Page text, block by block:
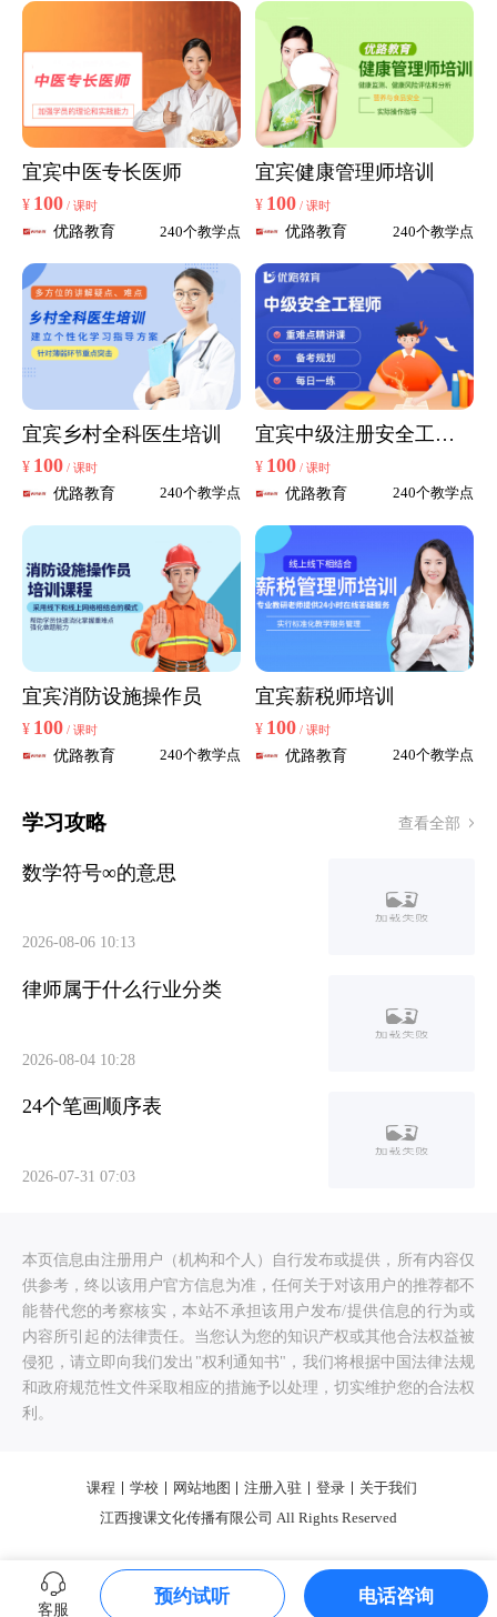
宜宾中医专长医师
¥ 100 / 课时
优路教育 240个教学点
宜宾健康管理师培训
¥ 100 / 课时
优路教育 240个教学点
宜宾乡村全科医生培训
¥ 100 / 课时
优路教育 240个教学点
宜宾中级注册安全工程
师
¥ 100 / 课时
优路教育 240个教学点
宜宾消防设施操作员
¥ 100 / 课时
优路教育 240个教学点
宜宾薪税师培训
¥ 100 / 课时
优路教育 240个教学点
学习攻略 查看全部
数学符号∞的意思
2026-08-06 10:13
律师属于什么行业分类
2026-08-04 10:28
24个笔画顺序表
2026-07-31 07:03
本页信息由注册用户（机构和个人）自行发布或提供，所有内容仅
供参考，终以该用户官方信息为准，任何关于对该用户的推荐都不
能替代您的考察核实，本站不承担该用户发布/提供信息的行为或
内容所引起的法律责任。当您认为您的知识产权或其他合法权益被
侵犯，请立即向我们发出"权利通知书"，我们将根据中国法律法规
和政府规范性文件采取相应的措施予以处理，切实维护您的合法权
利。
课程 学校 网站地图 注册入驻 登录
关于我们
江西搜课文化传播有限公司 All Rights Reserved
客服
预约试听 电话咨询